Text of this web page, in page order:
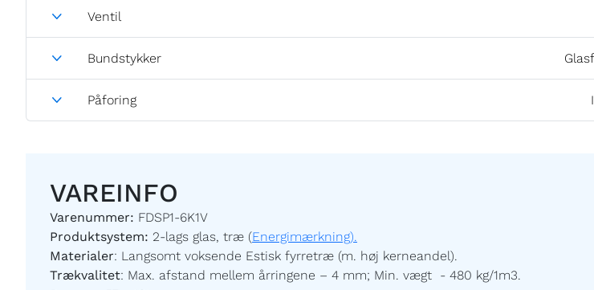
Ventil
Bundstykker
Påforing
VAREINFO
Varenummer: FDSP1-6K1V
Produktsystem: 2-lags glas, træ (Energimærkning).
Materialer: Langsomt voksende Estisk fyrretræ (m. høj kerneandel).
Trækvalitet: Max. afstand mellem årringene – 4 mm; Min. vægt - 480 kg/1m3.